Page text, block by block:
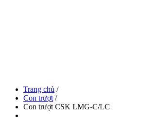
Trang chủ /
Con trượt /
Con trượt CSK LMG-C/LC